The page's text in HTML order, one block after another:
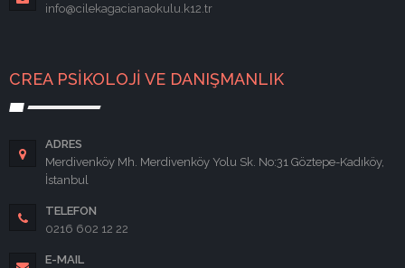
info@cilekagacianaokulu.k12.tr
CREA PSİKOLOJİ VE DANIŞMANLIK
ADRES
Merdivenköy Mh. Merdivenköy Yolu Sk. No:31 Göztepe-Kadıköy,
İstanbul
TELEFON
0216 602 12 22
E-MAIL